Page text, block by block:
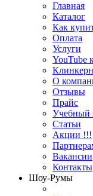
Главная
Каталог
Как
Оплата
Услуги
YouTube
О
Отзывы
Прайс
Учебный
Статьи
Акции !!!
Вакансии
Контакты
Шоу-Румы